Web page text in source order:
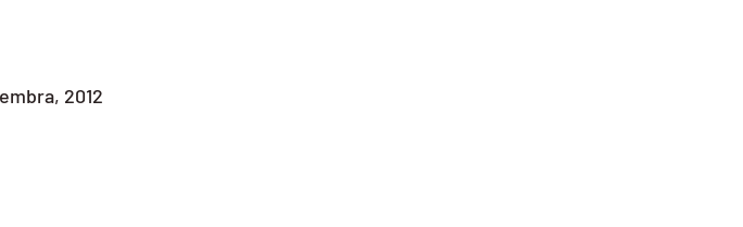
2012